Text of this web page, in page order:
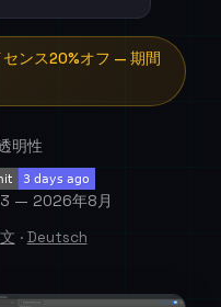
ンス20%オフ — 期間
明性
— 2026年8月
· Deutsch